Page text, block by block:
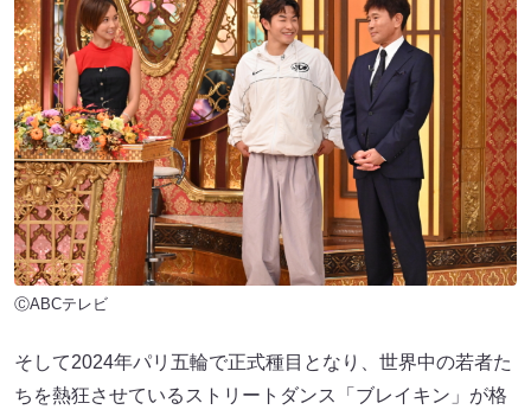
ⒸABCテレビ
そして2024年パリ五輪で正式種目となり、世界中の若者た
ちを熱狂させているストリートダンス「ブレイキン」が格